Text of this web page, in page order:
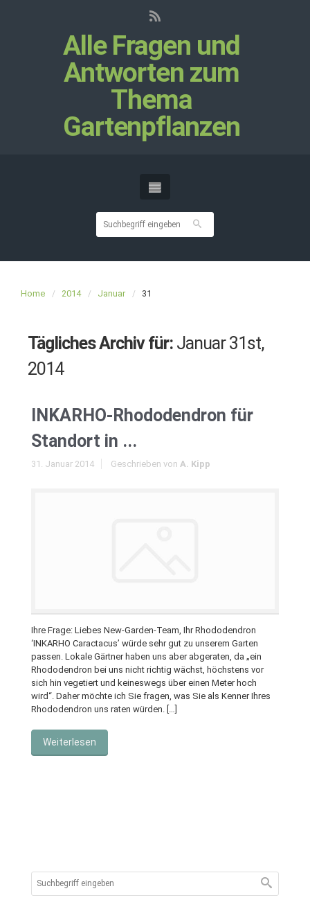
Alle Fragen und
Antworten zum
Thema
Gartenpflanzen
Home 2014 Januar 31
Tägliches Archiv für: Januar 31st,
2014
INKARHO-Rhododendron für
Standort in ...
31. Januar 2014 Geschrieben von A. Kipp
Ihre Frage: Liebes New-Garden-Team, Ihr Rhododendron
‘INKARHO Caractacus’ würde sehr gut zu unserem Garten
passen. Lokale Gärtner haben uns aber abgeraten, da „ein
Rhododendron bei uns nicht richtig wächst, höchstens vor
sich hin vegetiert und keineswegs über einen Meter hoch
wird“. Daher möchte ich Sie fragen, was Sie als Kenner Ihres
Rhododendron uns raten würden. […]
Weiterlesen